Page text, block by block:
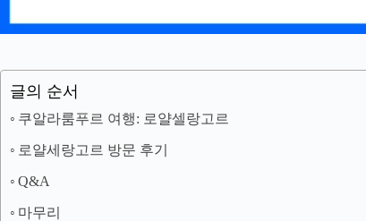
글의 순서
쿠알라룸푸르 여행: 로얄셀랑고르
로얄세랑고르 방문 후기
Q&A
마무리